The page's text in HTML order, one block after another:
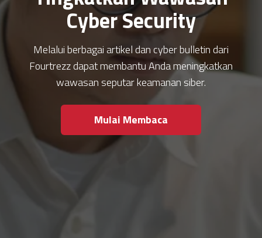
Cyber Security
Melalui berbagai artikel dan cyber bulletin dari
Fourtrezz dapat membantu Anda meningkatkan
wawasan seputar keamanan siber.
Mulai Membaca